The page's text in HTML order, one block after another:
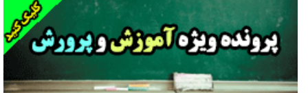
خرید قسطی اولش خنده و آخرش گریه است!
فوتبال و آن «بالا»!
راهبرد غافلگیری با نسل جدید پهپاد‌ها